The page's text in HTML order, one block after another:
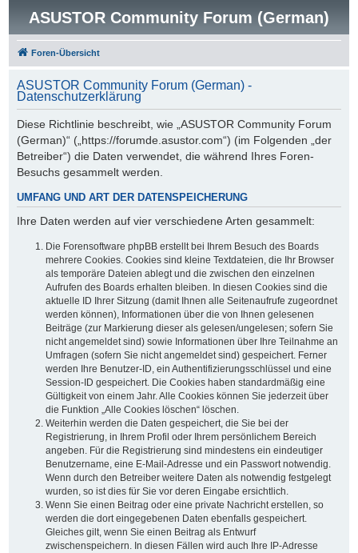
ASUSTOR Community Forum (German)
Foren-Übersicht
ASUSTOR Community Forum (German) -
Datenschutzerklärung
Diese Richtlinie beschreibt, wie „ASUSTOR Community Forum
(German)“ („https://forumde.asustor.com“) (im Folgenden „der
Betreiber“) die Daten verwendet, die während Ihres Foren-
Besuchs gesammelt werden.
UMFANG UND ART DER DATENSPEICHERUNG
Ihre Daten werden auf vier verschiedene Arten gesammelt:
Die Forensoftware phpBB erstellt bei Ihrem Besuch des Boards
mehrere Cookies. Cookies sind kleine Textdateien, die Ihr Browser
als temporäre Dateien ablegt und die zwischen den einzelnen
Aufrufen des Boards erhalten bleiben. In diesen Cookies sind die
aktuelle ID Ihrer Sitzung (damit Ihnen alle Seitenaufrufe zugeordnet
werden können), Informationen über die von Ihnen gelesenen
Beiträge (zur Markierung dieser als gelesen/ungelesen; sofern Sie
nicht angemeldet sind) sowie Informationen über Ihre Teilnahme an
Umfragen (sofern Sie nicht angemeldet sind) gespeichert. Ferner
werden Ihre Benutzer-ID, ein Authentifizierungsschlüssel und eine
Session-ID gespeichert. Die Cookies haben standardmäßig eine
Gültigkeit von einem Jahr. Alle Cookies können Sie jederzeit über
die Funktion „Alle Cookies löschen“ löschen.
Weiterhin werden die Daten gespeichert, die Sie bei der
Registrierung, in Ihrem Profil oder Ihrem persönlichem Bereich
angeben. Für die Registrierung sind mindestens ein eindeutiger
Benutzername, eine E-Mail-Adresse und ein Passwort notwendig.
Wenn durch den Betreiber weitere Daten als notwendig festgelegt
wurden, so ist dies für Sie vor deren Eingabe ersichtlich.
Wenn Sie einen Beitrag oder eine private Nachricht erstellen, so
werden die dort eingegebenen Daten ebenfalls gespeichert.
Gleiches gilt, wenn Sie einen Beitrag als Entwurf
zwischenspeichern. In diesen Fällen wird auch Ihre IP-Adresse